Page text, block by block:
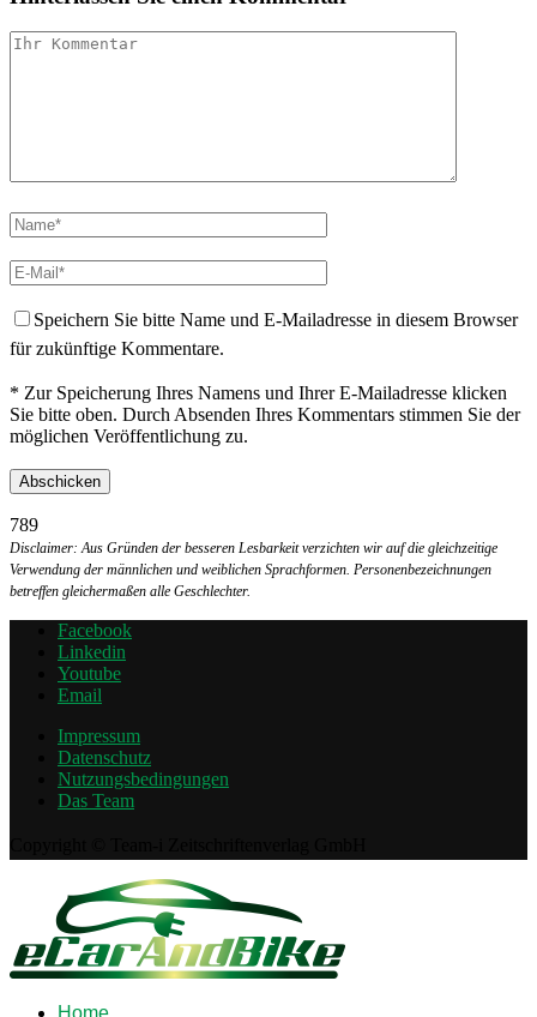
Speichern Sie bitte Name und E-Mailadresse in diesem Browser
für zukünftige Kommentare.
* Zur Speicherung Ihres Namens und Ihrer E-Mailadresse klicken
Sie bitte oben. Durch Absenden Ihres Kommentars stimmen Sie der
möglichen Veröffentlichung zu.
789
Disclaimer: Aus Gründen der besseren Lesbarkeit verzichten wir auf die gleichzeitige
Verwendung der männlichen und weiblichen Sprachformen. Personenbezeichnungen
betreffen gleichermaßen alle Geschlechter.
Facebook
Linkedin
Youtube
Email
Impressum
Datenschutz
Nutzungsbedingungen
Das Team